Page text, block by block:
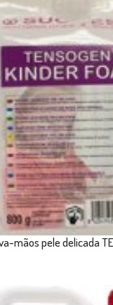
mãos pele delicada